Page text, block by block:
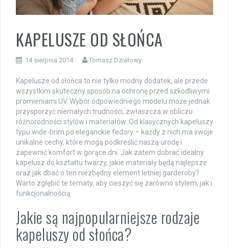
KAPELUSZE OD SŁOŃCA
14 sierpnia 2014 Tomasz Działowy
Kapelusze od słońca to nie tylko modny dodatek, ale przede
wszystkim skuteczny sposób na ochronę przed szkodliwymi
promieniami UV. Wybór odpowiedniego modelu może jednak
przysporzyć niemałych trudności, zwłaszcza w obliczu
różnorodności stylów i materiałów. Od klasycznych kapeluszy
typu wide-brim po eleganckie fedory – każdy z nich ma swoje
unikalne cechy, które mogą podkreślić naszą urodę i
zapewnić komfort w gorące dni. Jak zatem dobrać idealny
kapelusz do kształtu twarzy, jakie materiały będą najlepsze
oraz jak dbać o ten niezbędny element letniej garderoby?
Warto zgłębić te tematy, aby cieszyć się zarówno stylem, jak i
funkcjonalnością.
Jakie są najpopularniejsze rodzaje
kapeluszy od słońca?